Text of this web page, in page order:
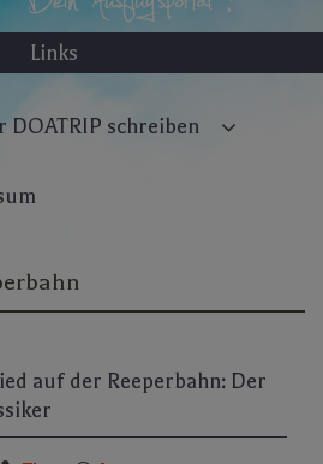
Links
DOATRIP schreiben
auf der Reeperbahn: Der